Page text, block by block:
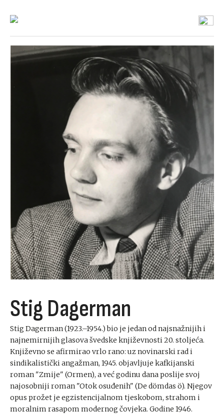
Stig Dagerman
Stig Dagerman (1923.–1954.) bio je jedan od najsnažnijih i
najnemirnijih glasova švedske književnosti 20. stoljeća.
Književno se afirmirao vrlo rano: uz novinarski rad i
sindikalistički angažman, 1945. objavljuje kafkijanski
roman "Zmije" (Ormen), a već godinu dana poslije svoj
najosobniji roman "Otok osuđenih" (De dömdas ö). Njegov
opus prožet je egzistencijalnom tjeskobom, strahom i
moralnim rasapom modernog čovjeka. Godine 1946.